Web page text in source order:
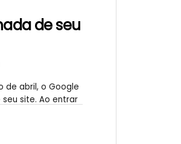
de seu
de abril, o Google
site. Ao entrar